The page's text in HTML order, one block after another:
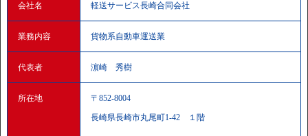
会社名 軽送サービス長崎合同会社
業務内容 貨物系自動車運送業
代表者 濵崎 秀樹
所在地
〒852-8004
長崎県長崎市丸尾町1-42 １階